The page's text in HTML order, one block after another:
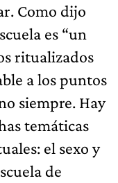
Como dijo
es “un
ritualizados
a los puntos
siempre. Hay
temáticas
el sexo y
de